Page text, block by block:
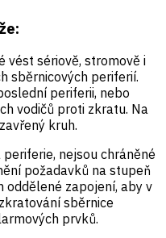
vést sériově, stromově i
sběrnicových periferií.
periferii, nebo
vodičů proti zkratu. Na
kruh.
nejsou chráněné
požadavků na stupeň
oddělené zapojení, aby v
sběrnice
prvků.